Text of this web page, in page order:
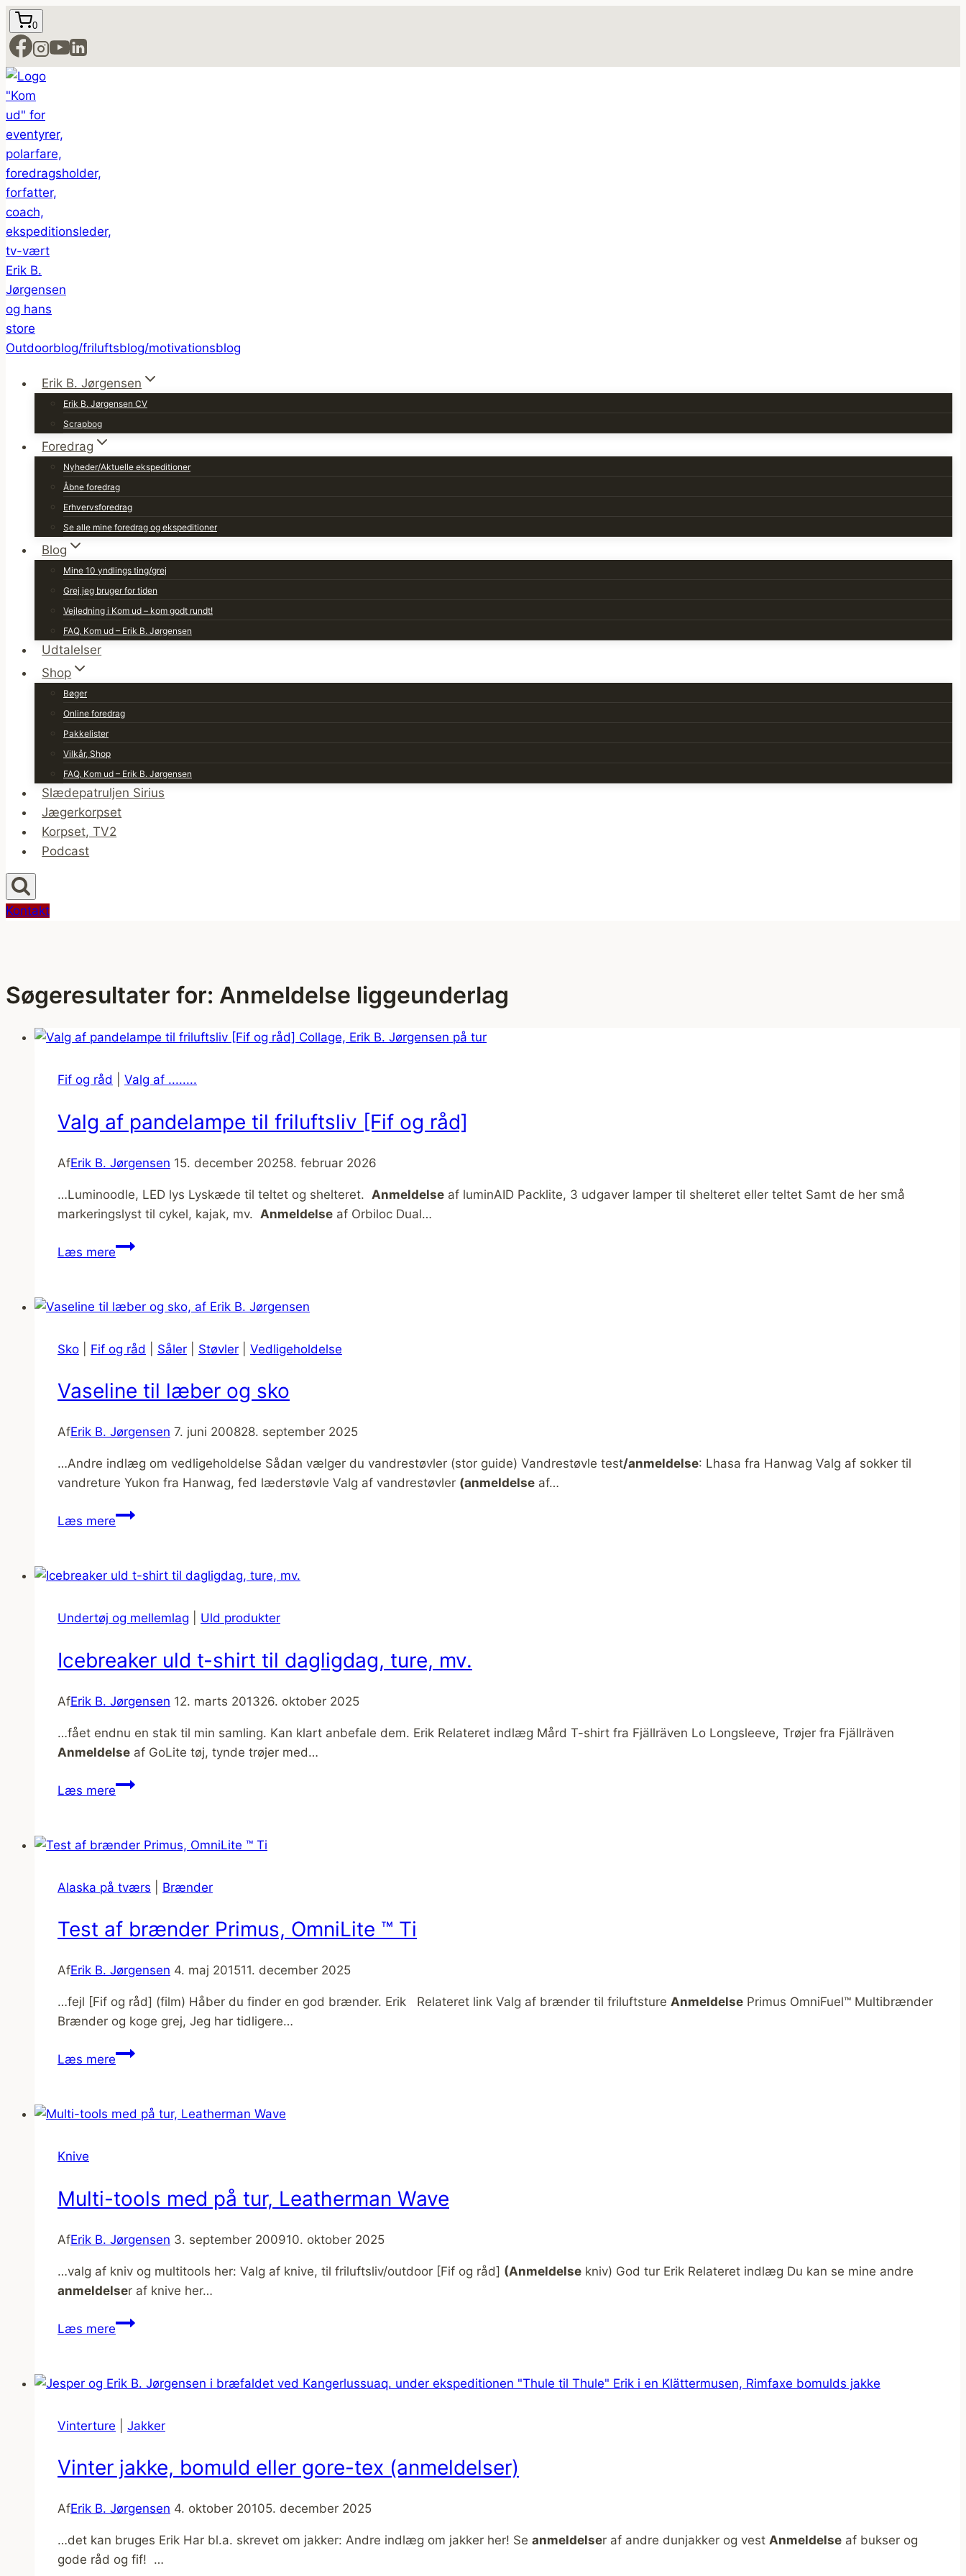
Fortsæt
til
indhold
0
Erik B. Jørgensen
Erik B. Jørgensen CV
Scrapbog
Foredrag
Nyheder/Aktuelle ekspeditioner
Åbne foredrag
Erhvervsforedrag
Se alle mine foredrag og ekspeditioner
Blog
Mine 10 yndlings ting/grej
Grej jeg bruger for tiden
Vejledning i Kom ud – kom godt rundt!
FAQ, Kom ud – Erik B. Jørgensen
Udtalelser
Shop
Bøger
Online foredrag
Pakkelister
Vilkår, Shop
FAQ, Kom ud – Erik B. Jørgensen
Slædepatruljen Sirius
Jægerkorpset
Korpset, TV2
Podcast
Kontakt
Søgeresultater for: Anmeldelse liggeunderlag
Fif og råd Valg af ........
Valg af pandelampe til friluftsliv [Fif og råd]
AfErik B. Jørgensen 15. december 20258. februar 2026
…Luminoodle, LED lys Lyskæde til teltet og shelteret. Anmeldelse af luminAID Packlite, 3 udgaver lamper til shelteret eller teltet Samt de her små
markeringslyst til cykel, kajak, mv. Anmeldelse af Orbiloc Dual…
Læs mereValg
til
[Fif
og
Sko Fif og råd Såler Støvler Vedligeholdelse
Vaseline til læber og sko
AfErik B. Jørgensen 7. juni 200828. september 2025
…Andre indlæg om vedligeholdelse Sådan vælger du vandrestøvler (stor guide) Vandrestøvle test/anmeldelse: Lhasa fra Hanwag Valg af sokker til
vandreture Yukon fra Hanwag, fed læderstøvle Valg af vandrestøvler (anmeldelse af…
Læs mereVaseline
og
Undertøj og mellemlag
Uld produkter
Icebreaker uld t-shirt til dagligdag, ture, mv.
AfErik B. Jørgensen 12. marts 201326. oktober 2025
…fået endnu en stak til min samling. Kan klart anbefale dem. Erik Relateret indlæg Mård T-shirt fra Fjällräven Lo Longsleeve, Trøjer fra Fjällräven
Anmeldelse af GoLite tøj, tynde trøjer med…
Læs mereIcebreaker
shirt
dagligdag,
mv.
Alaska på tværs Brænder
Test af brænder Primus, OmniLite ™ Ti
AfErik B. Jørgensen 4. maj 201511. december 2025
…fejl [Fif og råd] (film) Håber du finder en god brænder. Erik Relateret link Valg af brænder til friluftsture Anmeldelse Primus OmniFuel™ Multibrænder
Brænder og koge grej, Jeg har tidligere…
Læs mereTest
Primus,
Knive
Multi-tools med på tur, Leatherman Wave
AfErik B. Jørgensen 3. september 200910. oktober 2025
…valg af kniv og multitools her: Valg af knive, til friluftsliv/outdoor [Fif og råd] (Anmeldelse kniv) God tur Erik Relateret indlæg Du kan se mine andre
anmeldelser af knive her…
Læs mereMulti-
på
Leatherman
Wave
Vinterture Jakker
Vinter jakke, bomuld eller gore-tex (anmeldelser)
AfErik B. Jørgensen 4. oktober 20105. december 2025
…det kan bruges Erik Har bl.a. skrevet om jakker: Andre indlæg om jakker her! Se anmeldelser af andre dunjakker og vest Anmeldelse af bukser og
gode råd og fif! …